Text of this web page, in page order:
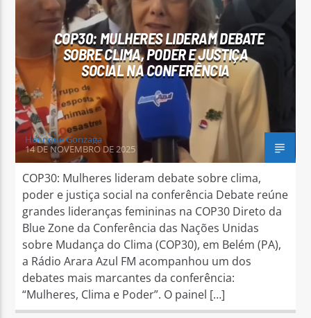
Arara Azul FM
COP30: MULHERES LIDERAM DEBATE
SOBRE CLIMA, PODER E JUSTIÇA
SOCIAL NA CONFERÊNCIA
Henrique Gonzaga
14 DE NOVEMBRO DE 2025
COP30: Mulheres lideram debate sobre clima,
poder e justiça social na conferência Debate reúne
grandes lideranças femininas na COP30 Direto da
Blue Zone da Conferência das Nações Unidas
sobre Mudança do Clima (COP30), em Belém (PA),
a Rádio Arara Azul FM acompanhou um dos
debates mais marcantes da conferência:
“Mulheres, Clima e Poder”. O painel […]